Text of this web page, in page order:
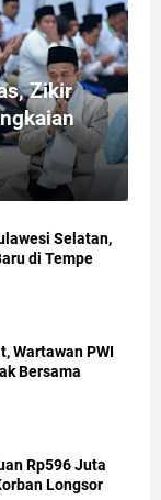
Zikir
Selatan,
di Tempe
Wartawan PWI
Bersama
Rp596 Juta
Longsor